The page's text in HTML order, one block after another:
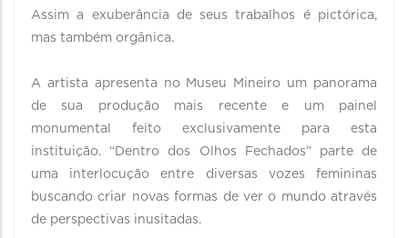
Assim a exuberância de seus trabalhos é pictórica,
mas também orgânica.
A artista apresenta no Museu Mineiro um panorama
de sua produção mais recente e um painel
monumental feito exclusivamente para esta
instituição. “Dentro dos Olhos Fechados” parte de
uma interlocução entre diversas vozes femininas
buscando criar novas formas de ver o mundo através
de perspectivas inusitadas.